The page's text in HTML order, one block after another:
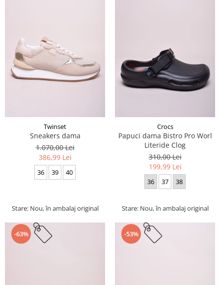
Twinset
Sneakers dama
1.070,00 Lei
386,99 Lei
36 39 40
Stare: Nou, în ambalaj original
Crocs
Papuci dama Bistro Pro Worl
Literide Clog
310,00 Lei
199,99 Lei
36 37 38
Stare: Nou, în ambalaj original
-63% -53%